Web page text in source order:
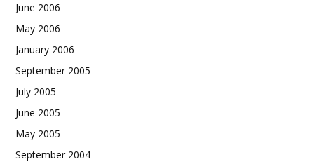
June 2006
May 2006
January 2006
September 2005
July 2005
June 2005
May 2005
September 2004